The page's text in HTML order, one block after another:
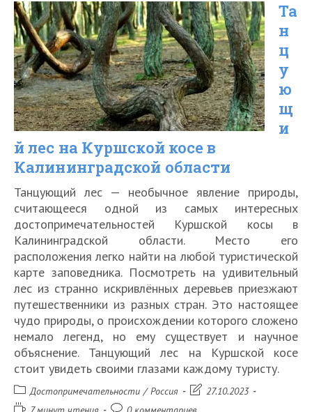
Калининграде
Та
н
ц
у
ю
щ
и
й лес на Куршской косе в
Калининградской области
Танцующий лес — необычное явление природы,
считающееся одной из самых интересных
достопримечательностей Куршской косы в
Калининградской области. Место его
расположения легко найти на любой туристической
карте заповедника. Посмотреть на удивительный
лес из странно искривлённых деревьев приезжают
путешественники из разных стран. Это настоящее
чудо природы, о происхождении которого сложено
немало легенд, но ему существует и научное
объяснение. Танцующий лес на Куршской косе
стоит увидеть своими глазами каждому туристу.
Рубрика
записи:
Достопримечательности / Россия
Запись27.10.2023
Время
Комментарии